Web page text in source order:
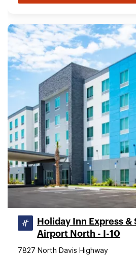
Holiday Inn Express &
Airport North - I-10
7827 North Davis Highway